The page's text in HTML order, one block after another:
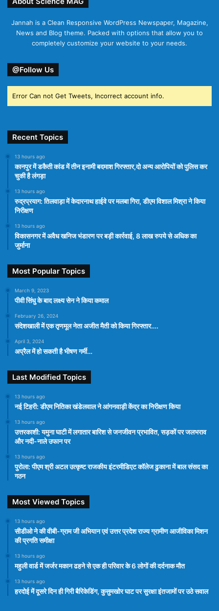
Jannah is a Clean Responsive WordPress Newspaper, Magazine,
News and Blog theme. Packed with options that allow you to
completely customize your website to your needs.
@Follow Us
Error Can not Get Tweets, Incorrect account info.
Recent Topics
13 hours ago
कानपुर में डकैती कांड में तीन इनामी बदमाश गिरफ्तार,दो अन्य आरोपियों को पुलिस कर
चुकी है लंगड़ा
13 hours ago
रुद्रप्रयाग: तिलवाड़ा में केदारनाथ हाईवे पर मलबा गिरा, डीएम विशाल मिश्रा ने किया
निरीक्षण
13 hours ago
विकासनगर में अवैध खनिज भंडारण पर बड़ी कार्रवाई, 8 लाख रुपये से अधिक का
जुर्माना
Most Popular Topics
March 9, 2023
पीवी सिंधु के बाद लक्ष्य सेन ने किया कमाल
February 26, 2024
संदेशखाली में एक तृणमूल नेता अजीत मैती को किया गिरफ्तार….
April 3, 2024
अप्रैल में हो सकती है भीषण गर्मी…
Last Modified Topics
13 hours ago
नई टिहरी: डीएम नितिका खंडेलवाल ने आंगनवाड़ी केंद्र का निरीक्षण किया
13 hours ago
उत्तरकाशी: यमुना घाटी में लगातार बारिश से जनजीवन प्रभावित, सड़कों पर जलभराव
और नदी-नाले उफान पर
13 hours ago
पुरोला: पीएम श्री अटल उत्कृष्ट राजकीय इंटरमीडिएट कॉलेज ढुकाना में बाल संसद का
गठन
Most Viewed Topics
13 hours ago
सीडीओ ने की वीबी-ग्राम जी अभियान एवं उत्तर प्रदेश राज्य ग्रामीण आजीविका मिशन
की प्रगति समीक्षा
13 hours ago
महुली वार्ड में जर्जर मकान ढहने से एक ही परिवार के 6 लोगों की दर्दनाक मौत
13 hours ago
हरदोई में दूसरे दिन ही गिरी बैरिकेडिंग, कुसुमखोर घाट पर सुरक्षा इंतजामों पर उठे सवाल